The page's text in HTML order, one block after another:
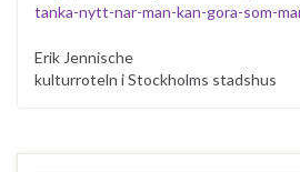
tanka-nytt-nar-man-kan-gora-som-
Erik Jennische
kulturroteln i Stockholms stadshus